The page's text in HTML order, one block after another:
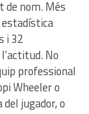
de nom. Més
i 32
No
professional
Wheeler o
jugador, o